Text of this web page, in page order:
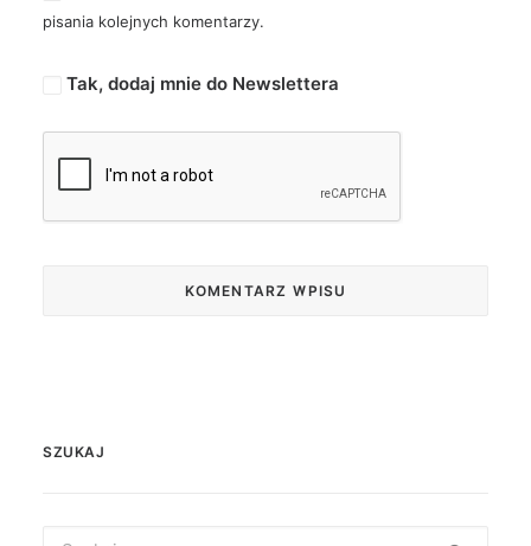
pisania kolejnych komentarzy.
Tak, dodaj mnie do Newslettera
SZUKAJ